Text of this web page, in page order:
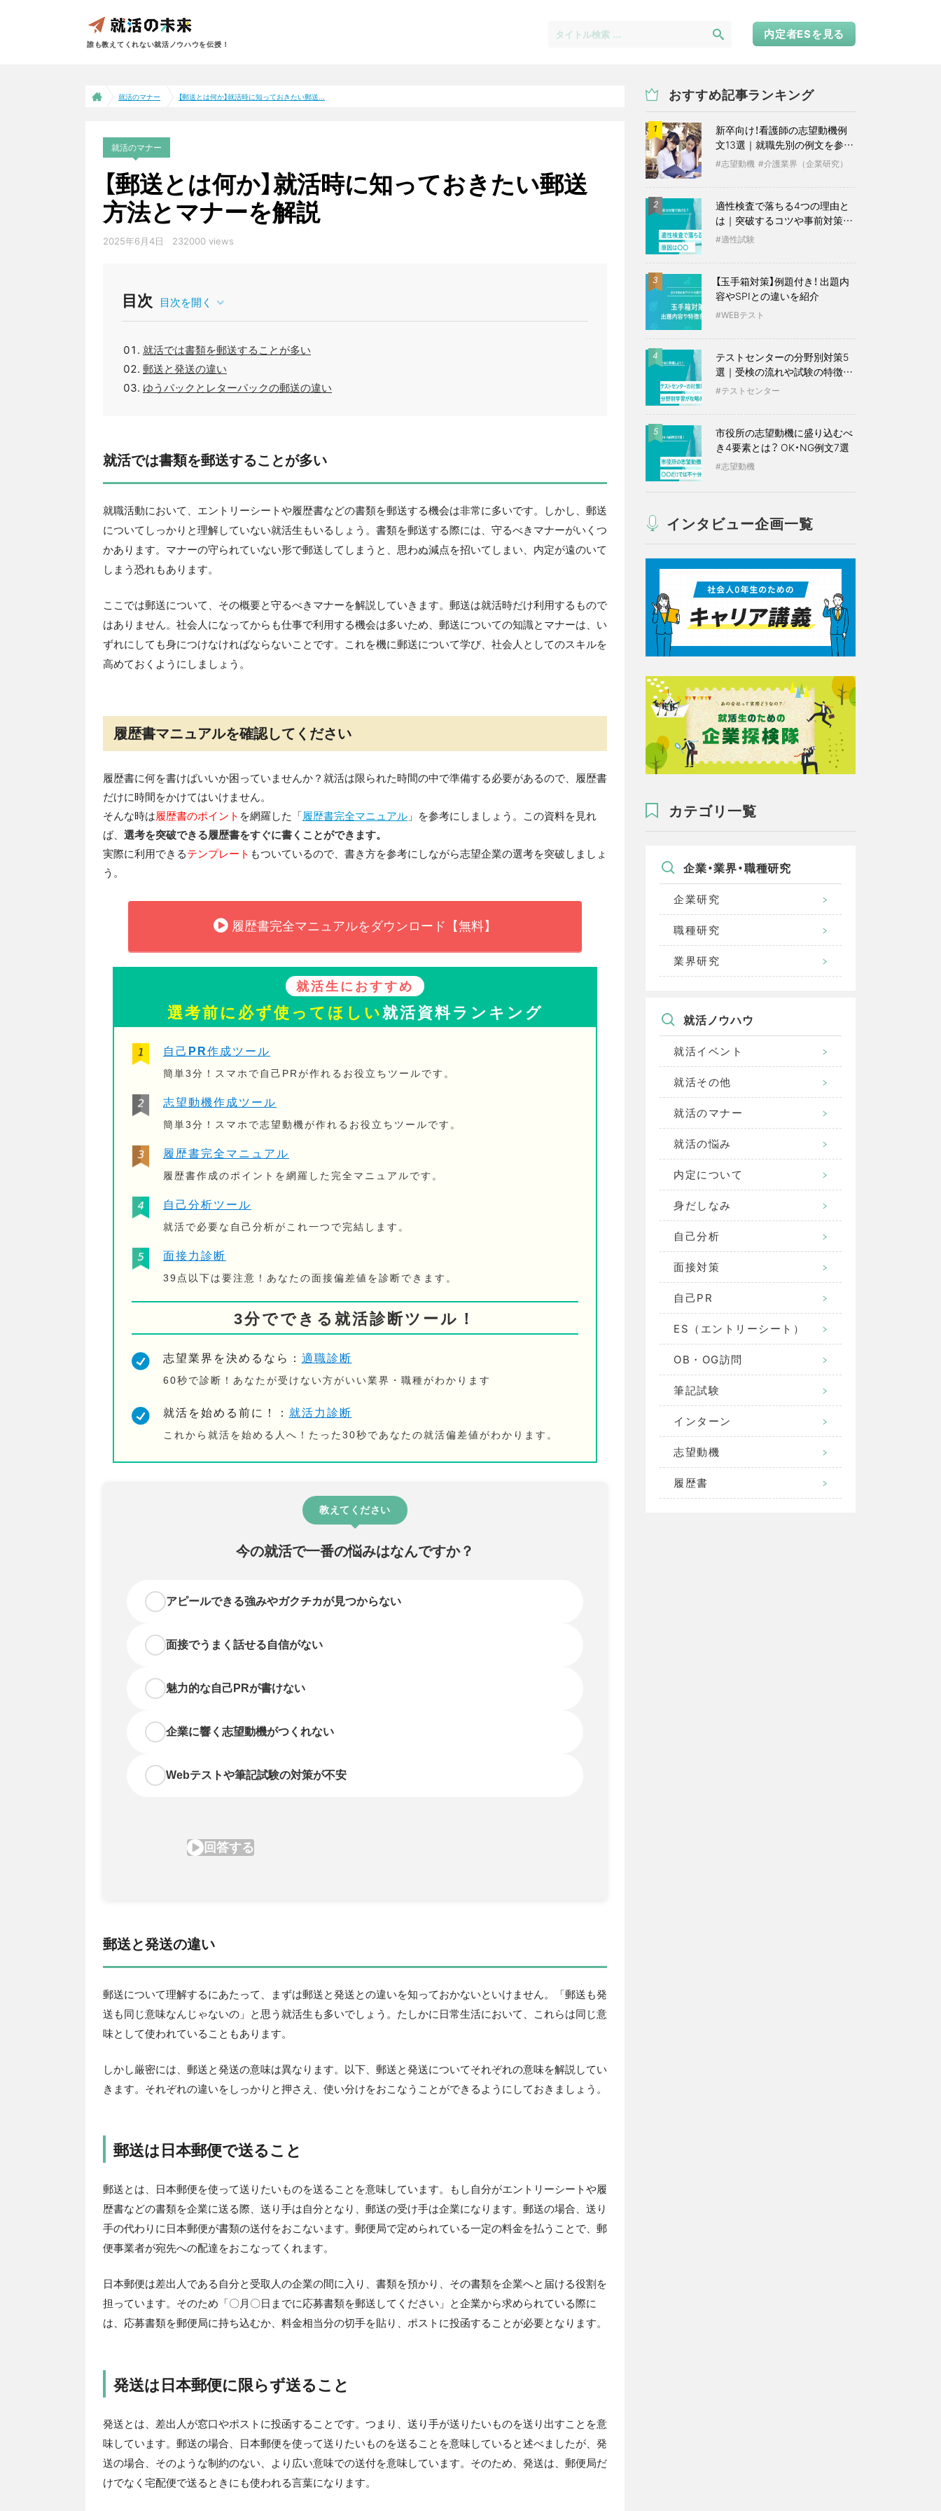
誰も教えてくれない就活ノウハウを伝授！
内定者ESを見る
就活のマナー 【郵送とは何か】就活時に知っておきたい郵送...
就活のマナー
【郵送とは何か】就活時に知っておきたい郵送
方法とマナーを解説
2025年6月4日 232000 views
目次 目次を開く
就活では書類を郵送することが多い
郵送と発送の違い
ゆうパックとレターパックの郵送の違い
就活では書類を郵送することが多い
就職活動において、エントリーシートや履歴書などの書類を郵送する機会は非常に多いです。しかし、郵送
についてしっかりと理解していない就活生もいるしょう。書類を郵送する際には、守るべきマナーがいくつ
かあります。マナーの守られていない形で郵送してしまうと、思わぬ減点を招いてしまい、内定が遠のいて
しまう恐れもあります。
ここでは郵送について、その概要と守るべきマナーを解説していきます。郵送は就活時だけ利用するもので
はありません。社会人になってからも仕事で利用する機会は多いため、郵送についての知識とマナーは、い
ずれにしても身につけなければならないことです。これを機に郵送について学び、社会人としてのスキルを
高めておくようにしましょう。
履歴書マニュアルを確認してください
履歴書に何を書けばいいか困っていませんか？ 就活は限られた時間の中で準備する必要があるので、履歴書
だけに時間をかけてはいけません。
そんな時は履歴書のポイント を網羅した「履歴書完全マニュアル 」を参考にしましょう。この資料を見れ
ば、 選考を突破できる履歴書をすぐに書くことができます。
実際に利用できるテンプレート もついているので、書き方を参考にしながら志望企業の選考を突破しましょ
う。
履歴書完全マニュアルをダウンロード【無料】
就活生におすすめ
選考前に必ず使ってほしい就活資料ランキング
自己PR作成ツール
簡単3分！スマホで自己PRが作れるお役立ちツールです。
志望動機作成ツール
簡単3分！スマホで志望動機が作れるお役立ちツールです。
履歴書完全マニュアル
履歴書作成のポイントを網羅した完全マニュアルです。
自己分析ツール
就活で必要な自己分析がこれ一つで完結します。
面接力診断
39点以下は要注意！あなたの面接偏差値を診断できます。
3分でできる就活診断ツール！
志望業界を決めるなら： 適職診断
60秒で診断！あなたが受けない方がいい業界・職種がわかります
就活を始める前に！： 就活力診断
これから就活を始める人へ！たった30秒であなたの就活偏差値がわかります。
郵送と発送の違い
郵送について理解するにあたって、まずは郵送と発送との違いを知っておかないといけません。「郵送も発
送も同じ意味なんじゃないの」と思う就活生も多いでしょう。たしかに日常生活において、これらは同じ意
味として使われていることもあります。
しかし厳密には、郵送と発送の意味は異なります。以下、郵送と発送についてそれぞれの意味を解説してい
きます。それぞれの違いをしっかりと押さえ、使い分けをおこなうことができるようにしておきましょう。
郵送は日本郵便で送ること
郵送とは、日本郵便を使って送りたいものを送ることを意味しています。もし自分がエントリーシートや履
歴書などの書類を企業に送る際、送り手は自分となり、郵送の受け手は企業になります。郵送の場合、送り
手の代わりに日本郵便が書類の送付をおこないます。郵便局で定められている一定の料金を払うことで、郵
便事業者が宛先への配達をおこなってくれます。
日本郵便は差出人である自分と受取人の企業の間に入り、書類を預かり、その書類を企業へと届ける役割を
担っています。そのため「〇月〇日までに応募書類を郵送してください」と企業から求められている際に
は、応募書類を郵便局に持ち込むか、料金相当分の切手を貼り、ポストに投函することが必要となります。
発送は日本郵便に限らず送ること
発送とは、差出人が窓口やポストに投函することです。つまり、送り手が送りたいものを送り出すことを意
味しています。郵送の場合、日本郵便を使って送りたいものを送ることを意味していると述べましたが、発
送の場合、そのような制約のない、より広い意味での送付を意味しています。そのため、発送は、郵便局だ
けでなく宅配便で送るときにも使われる言葉になります。
おすすめ記事ランキング
1
新卒向け！看護師の志望動機例
文13選｜就職先別の例文を参考
に志望動機 介護業界（企業研究）
2
適性検査で落ちる4つの理由と
は｜突破するコツや事前対策も
紹介
適性試験
3
【玉手箱対策】例題付き！ 出題内
容やSPIとの違いを紹介
WEBテスト
4
テストセンターの分野別対策5
選｜受検の流れや試験の特徴も
紹介
テストセンター
5
市役所の志望動機に盛り込むべ
き4要素とは？ OK・NG例文7選
志望動機
インタビュー企画一覧
カテゴリ一覧
企業・業界・職種研究
企業研究
職種研究
業界研究
就活ノウハウ
就活イベント
就活その他
就活のマナー
就活の悩み
内定について
身だしなみ
自己分析
面接対策
自己PR
ES（エントリーシート）
OB・OG訪問
筆記試験
インターン
志望動機
履歴書